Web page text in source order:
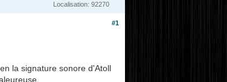
Localisation: 92270
#1
la signature sonore d'Atoll